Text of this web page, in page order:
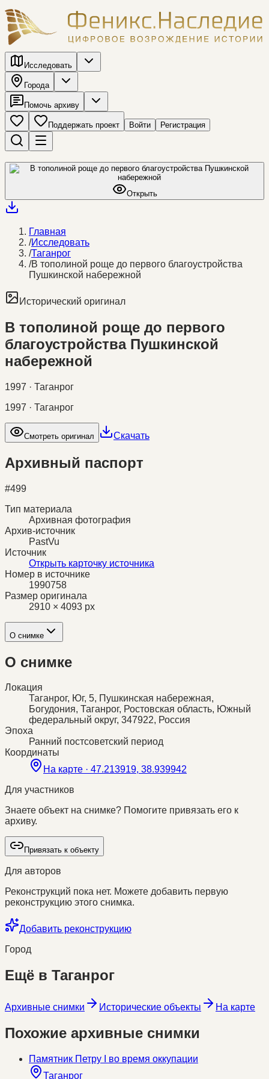
Исследовать
Города
Помочь архиву
Поддержать проект Войти Регистрация
Открыть
Главная
/Исследовать
/Таганрог
/В тополиной роще до первого благоустройства
Пушкинской набережной
Исторический оригинал
В тополиной роще до первого
благоустройства Пушкинской
набережной
1997 · Таганрог
1997 · Таганрог
Смотреть оригинал Скачать
Архивный паспорт
#499
Тип материала
Архивная фотография
Архив-источник
PastVu
Источник
Открыть карточку источника
Номер в источнике
1990758
Размер оригинала
2910 × 4093 px
О снимке
О снимке
Локация
Таганрог, Юг, 5, Пушкинская набережная,
Богудония, Таганрог, Ростовская область, Южный
федеральный округ, 347922, Россия
Эпоха
Ранний постсоветский период
Координаты
На карте · 47.213919, 38.939942
Для участников
Знаете объект на снимке? Помогите привязать его к
архиву.
Привязать к объекту
Для авторов
Реконструкций пока нет. Можете добавить первую
реконструкцию этого снимка.
Добавить реконструкцию
Город
Ещё в Таганрог
Архивные снимки Исторические объекты На карте
Похожие архивные снимки
Памятник Петру I во время оккупации
Таганрог